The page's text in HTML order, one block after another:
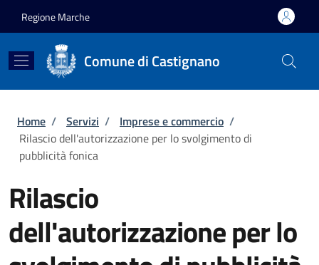
Regione Marche
Comune di Castignano
Briciole di pane
Home / Servizi / Imprese e commercio /
Rilascio dell'autorizzazione per lo svolgimento di
pubblicità fonica
Rilascio
dell'autorizzazione per lo